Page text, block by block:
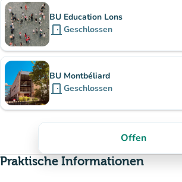
BU Education Lons
door_front Geschlossen
BU Montbéliard
door_front Geschlossen
Offen
Praktische Informationen